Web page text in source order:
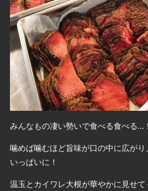
みんなもの凄い勢いで食べる食べる…！
噛めば噛むほど旨味が口の中に広が
いっぱいに！
温玉とカイワレ大根が華やかに見せ